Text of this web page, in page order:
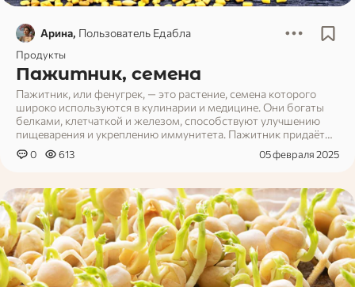
Арина, Пользователь Едабла
Продукты
Пажитник, семена
Пажитник, или фенугрек, — это растение, семена которого
широко используются в кулинарии и медицине. Они богаты
белками, клетчаткой и железом, способствуют улучшению
пищеварения и укреплению иммунитета. Пажитник придаёт
блюдам ореховый вкус и часто используется в специях и
приправах.
0 613 05 февраля 2025